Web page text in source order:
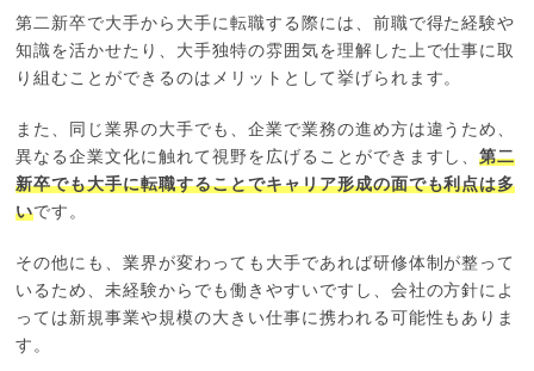
第二新卒で大手から大手に転職する際には、前職で得た経験や
知識を活かせたり、大手独特の雰囲気を理解した上で仕事に取
り組むことができるのはメリットとして挙げられます。
また、同じ業界の大手でも、企業で業務の進め方は違うため、
異なる企業文化に触れて視野を広げることができますし、第二
新卒でも大手に転職することでキャリア形成の面でも利点は多
いです。
その他にも、業界が変わっても大手であれば研修体制が整って
いるため、未経験からでも働きやすいですし、会社の方針によ
っては新規事業や規模の大きい仕事に携われる可能性もありま
す。